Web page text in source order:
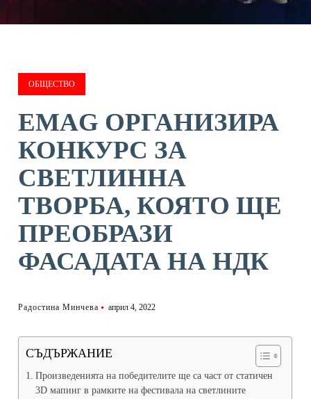
ОБЩЕСТВО
EMAG ОРГАНИЗИРА
КОНКУРС ЗА
СВЕТЛИННА
ТВОРБА, КОЯТО ЩЕ
ПРЕОБРАЗИ
ФАСАДАТА НА НДК
Радостина Минчева април 4, 2022
СЪДЪРЖАНИЕ
Произведенията на победителите ще са част от статичен
3D мапинг в рамките на фестивала на светлините